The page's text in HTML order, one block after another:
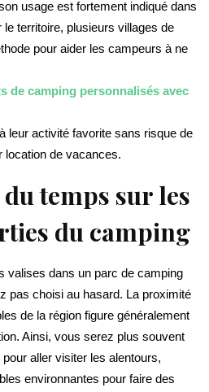
usage est fortement indiqué dans
territoire, plusieurs villages de
pour aider les campeurs à ne
de camping personnalisés avec
leur activité favorite sans risque de
location de vacances.
temps sur les
du camping
valises dans un parc de camping
pas choisi au hasard. La proximité
de la région figure généralement
Ainsi, vous serez plus souvent
aller visiter les alentours,
environnantes pour faire des